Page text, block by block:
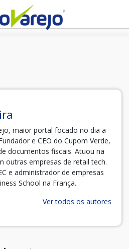
maior portal focado no dia a
e CEO do Cupom Verde,
documentos fiscais. Atuou na
outras empresas de retail tech.
e administrador de empresas
School na França.
Ver todos os autores